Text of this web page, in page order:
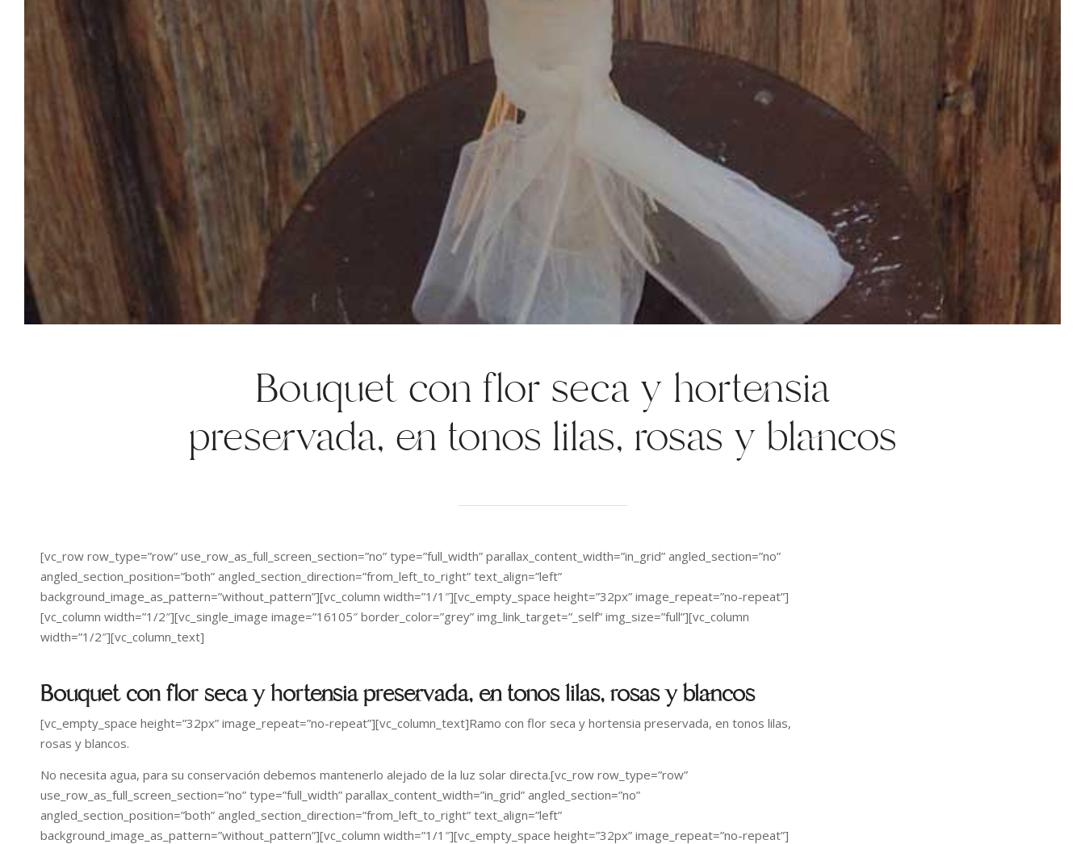
Bouquet con flor seca y hortensia
preservada, en tonos lilas, rosas y blancos
[vc_row row_type=”row” use_row_as_full_screen_section=”no” type=”full_width” parallax_content_width=”in_grid” angled_section=”no”
angled_section_position=”both” angled_section_direction=”from_left_to_right” text_align=”left”
background_image_as_pattern=”without_pattern”][vc_column width=”1/1″][vc_empty_space height=”32px” image_repeat=”no-repeat”]
[vc_column width=”1/2″][vc_single_image image=”16105″ border_color=”grey” img_link_target=”_self” img_size=”full”][vc_column
width=”1/2″][vc_column_text]
Bouquet con flor seca y hortensia preservada, en tonos lilas, rosas y blancos
[vc_empty_space height=”32px” image_repeat=”no-repeat”][vc_column_text]Ramo con flor seca y hortensia preservada, en tonos lilas,
rosas y blancos.
No necesita agua, para su conservación debemos mantenerlo alejado de la luz solar directa.[vc_row row_type=”row”
use_row_as_full_screen_section=”no” type=”full_width” parallax_content_width=”in_grid” angled_section=”no”
angled_section_position=”both” angled_section_direction=”from_left_to_right” text_align=”left”
background_image_as_pattern=”without_pattern”][vc_column width=”1/1″][vc_empty_space height=”32px” image_repeat=”no-repeat”]